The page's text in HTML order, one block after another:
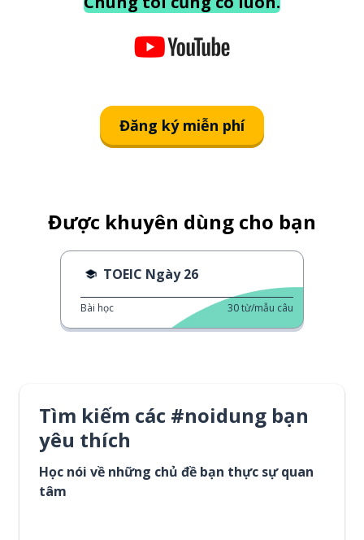
Đăng ký miễn phí
Được khuyên dùng cho bạn
TOEIC Ngày 26
Bài học 30từ/mẫu câu
Tìm kiếm các #noidung bạn
yêu thích
Học nói về những chủ đề bạn thực sự quan
tâm